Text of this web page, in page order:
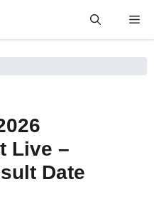
Live –
Date